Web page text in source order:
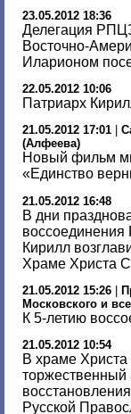
23.05.2012 18:36
Делегация
Восточно-
Иларионом
22.05.2012 10:06
Патриарх
21.05.2012 17:01
(Алфеева)
Новый фильм
«Единство
21.05.2012 16:48
В дни
Кирилл
Храме Христа
21.05.2012 15:26
Московского и
К 5-летию
21.05.2012 10:54
В храме
торжественный
Русской